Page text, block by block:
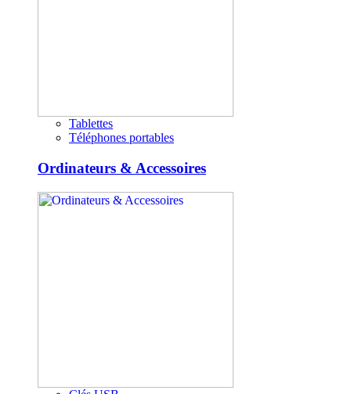
Tablettes
Téléphones portables
Ordinateurs & Accessoires